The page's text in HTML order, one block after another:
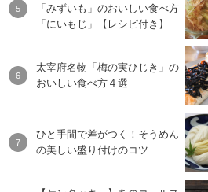
「みずいも」のおいしい食べ方
「にいもじ」【レシピ付き】
太宰府名物「梅の実ひじき」の
おいしい食べ方４選
ひと手間で差がつく！そうめん
の美しい盛り付けのコツ